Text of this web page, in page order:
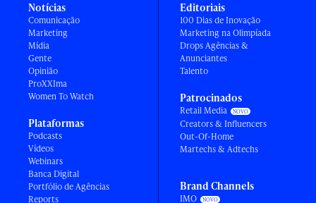
Notícias
Comunicação
Marketing
Mídia
Gente
Opinião
ProXXIma
Women To Watch
Plataformas
Podcasts
Vídeos
Webinars
Banca Digital
Portfólio de Agências
Reports
Editoriais
100 Dias de Inovação
Marketing na Olimpíada
Drops Agências &
Anunciantes
Talento
Patrocinados
Retail Media
Creators & Influencers
Out-Of-Home
Martechs & Adtechs
Brand Channels
IMO